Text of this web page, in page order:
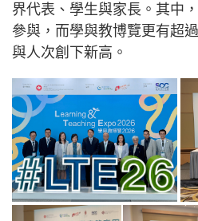
界代表、學生與家長。其中
參與，而學與教博覽更有超
與人次創下新高。